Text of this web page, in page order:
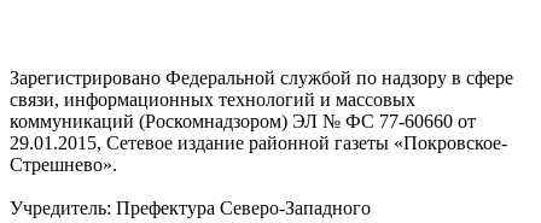
Зарегистрировано Федеральной службой по надзору в сфере
связи, информационных технологий и массовых
коммуникаций (Роскомнадзором) ЭЛ № ФС 77-60660 от
29.01.2015, Сетевое издание районной газеты «Покровское-
Стрешнево».
Учредитель: Префектура Северо-Западного